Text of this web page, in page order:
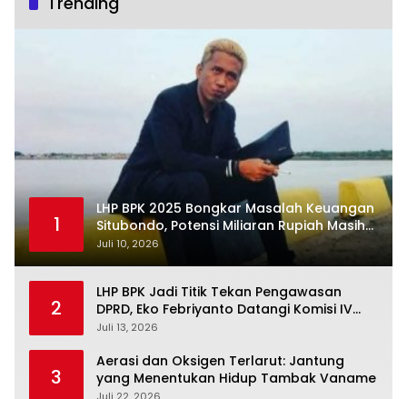
1
LHP BPK 2025 Bongkar Masalah Keuangan
Situbondo, Potensi Miliaran Rupiah Masih
Belum Terkelola
Juli 10, 2026
2
LHP BPK Jadi Titik Tekan Pengawasan
DPRD, Eko Febriyanto Datangi Komisi IV
dan Ajak Dewan Kembali Berpijak pada
Juli 13, 2026
3
Aerasi dan Oksigen Terlarut: Jantung
yang Menentukan Hidup Tambak Vaname